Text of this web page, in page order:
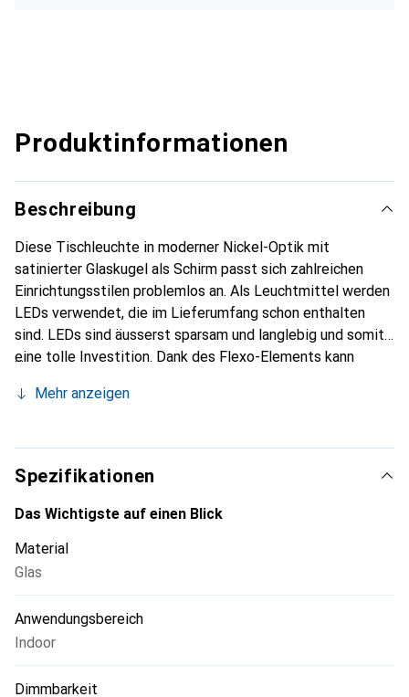
Produktinformationen
Beschreibung
Diese Tischleuchte in moderner Nickel-Optik mit
satinierter Glaskugel als Schirm passt sich zahlreichen
Einrichtungsstilen problemlos an. Als Leuchtmittel werden
LEDs verwendet, die im Lieferumfang schon enthalten
sind. LEDs sind äusserst sparsam und langlebig und somit
eine tolle Investition. Dank des Flexo-Elements kann
werden. Die Bedienung erfolgt ganz einfach mittels
Mehr anzeigen
Spezifikationen
Das Wichtigste auf einen Blick
Material
Glas
Anwendungsbereich
Indoor
Dimmbarkeit